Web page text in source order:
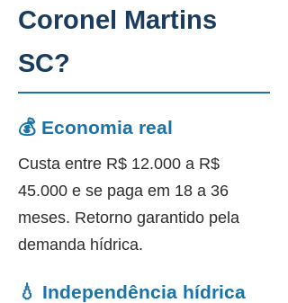
Coronel Martins
SC?
💰 Economia real
Custa entre R$ 12.000 a R$
45.000 e se paga em 18 a 36
meses. Retorno garantido pela
demanda hídrica.
💧 Independência hídrica